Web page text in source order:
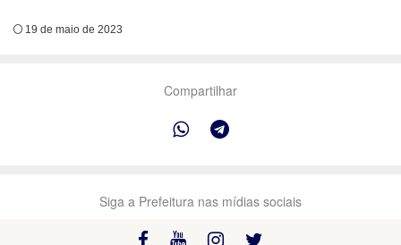
19 de maio de 2023
Compartilhar
Siga a Prefeitura nas mídias sociais